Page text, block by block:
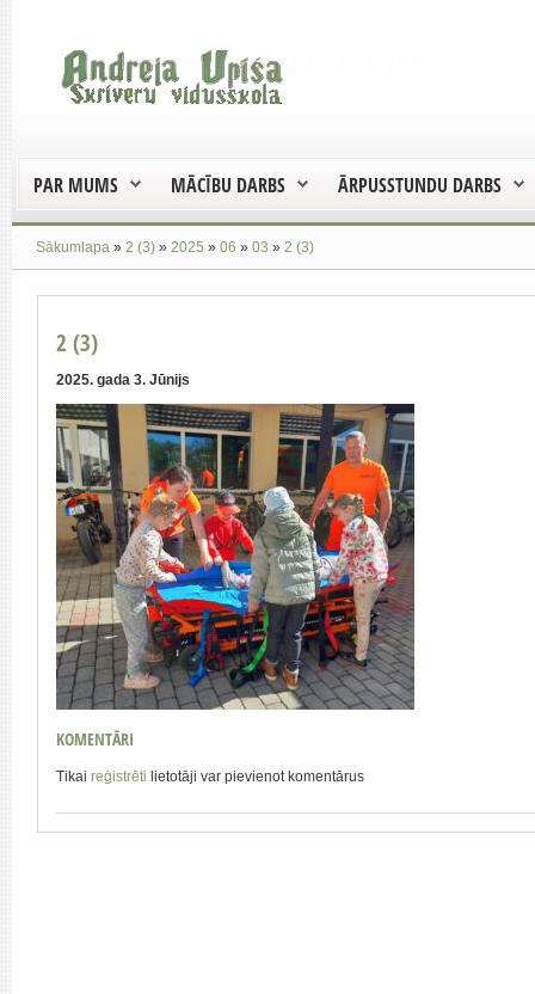
PAR MUMS MĀCĪBU DARBS ĀRPUSSTUNDU DARBS
Sākumlapa » 2 (3) » 2025 » 06 » 03 » 2 (3)
2 (3)
2025. gada 3. Jūnijs
KOMENTĀRI
Tikai reģistrēti lietotāji var pievienot komentārus